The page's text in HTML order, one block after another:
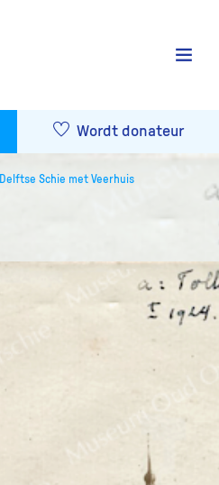
Wordt donateur
Delftse Schie met Veerhuis